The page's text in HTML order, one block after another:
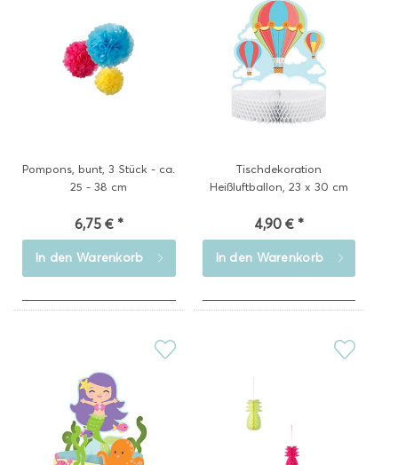
Pompons, bunt, 3 Stück - ca.
25 - 38 cm
6,75 € *
In den Warenkorb
Tischdekoration
Heißluftballon, 23 x 30 cm
4,90 € *
In den Warenkorb